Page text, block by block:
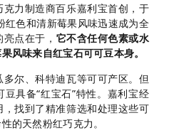
力制造商百乐嘉利宝首创，于
红色和清新莓果风味迅速成为全
点在于， 它不含任何色素或水
风味来自红宝石可可豆本身。
尔、科特迪瓦等可可产区。但
具备“红宝石”特性。嘉利宝经
找到了精准筛选和处理这些可
的天然粉红巧克力。